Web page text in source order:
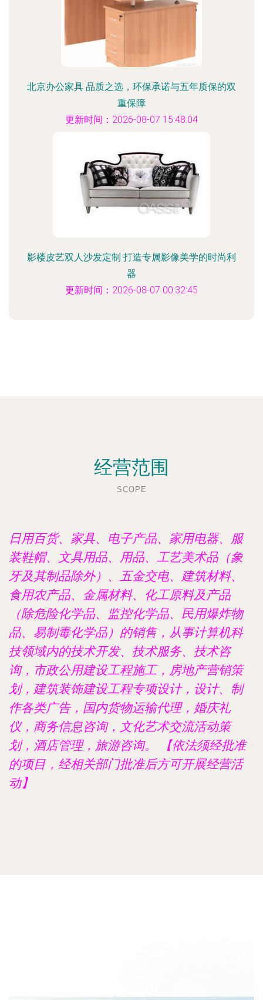
北京办公家具 品质之选，环保承诺与五年质保的双
重保障
更新时间：2026-08-07 15:48:04
影楼皮艺双人沙发定制 打造专属影像美学的时尚利
器
更新时间：2026-08-07 00:32:45
经营范围
SCOPE
日用百货、家具、电子产品、家用电器、服
装鞋帽、文具用品、用品、工艺美术品（象
牙及其制品除外）、五金交电、建筑材料、
食用农产品、金属材料、化工原料及产品
（除危险化学品、监控化学品、民用爆炸物
品、易制毒化学品）的销售，从事计算机科
技领域内的技术开发、技术服务、技术咨
询，市政公用建设工程施工，房地产营销策
划，建筑装饰建设工程专项设计，设计、制
作各类广告，国内货物运输代理，婚庆礼
仪，商务信息咨询，文化艺术交流活动策
划，酒店管理，旅游咨询。 【依法须经批准
的项目，经相关部门批准后方可开展经营活
动】